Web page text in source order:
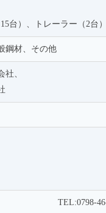
台）、トレーラー（2台
鋼材、その他
、
TEL:0798-